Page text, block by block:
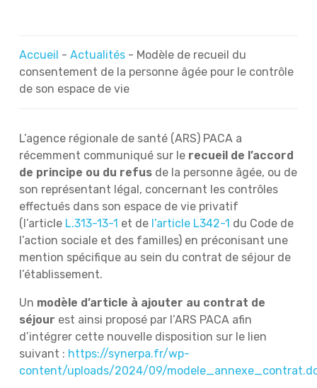
Accueil - Actualités- Modèle de recueil du
consentement de la personne âgée pour le contrôle
de son espace de vie
L’agence régionale de santé (ARS) PACA a
récemment communiqué sur lerecueil de l’accord
de principe ou du refusde la personne âgée, ou de
son représentant légal, concernant les contrôles
effectués dans son espace de vie privatif
(l’article L.313-13-1 et de l’article L342-1 du Code de
l’action sociale et des familles) en préconisant une
mention spécifique au sein du contrat de séjour de
l’établissement.
Un modèle d’article à ajouter au contrat de
séjour est ainsi proposé par l’ARS PACA afin
d’intégrer cette nouvelle disposition sur le lien
suivant : https://synerpa.fr/wp-
content/uploads/2024/09/